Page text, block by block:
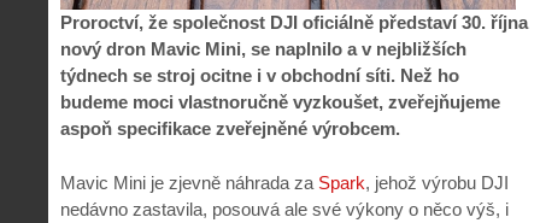
Proroctví, že společnost DJI oficiálně představí 30. října
nový dron Mavic Mini, se naplnilo a v nejbližších
týdnech se stroj ocitne i v obchodní síti. Než ho
budeme moci vlastnoručně vyzkoušet, zveřejňujeme
aspoň specifikace zveřejněné výrobcem.
Mavic Mini je zjevně náhrada za Spark, jehož výrobu DJI
nedávno zastavila, posouvá ale své výkony o něco výš, i